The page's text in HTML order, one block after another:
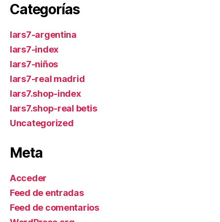
Categorías
lars7-argentina
lars7-index
lars7-niños
lars7-real madrid
lars7.shop-index
lars7.shop-real betis
Uncategorized
Meta
Acceder
Feed de entradas
Feed de comentarios